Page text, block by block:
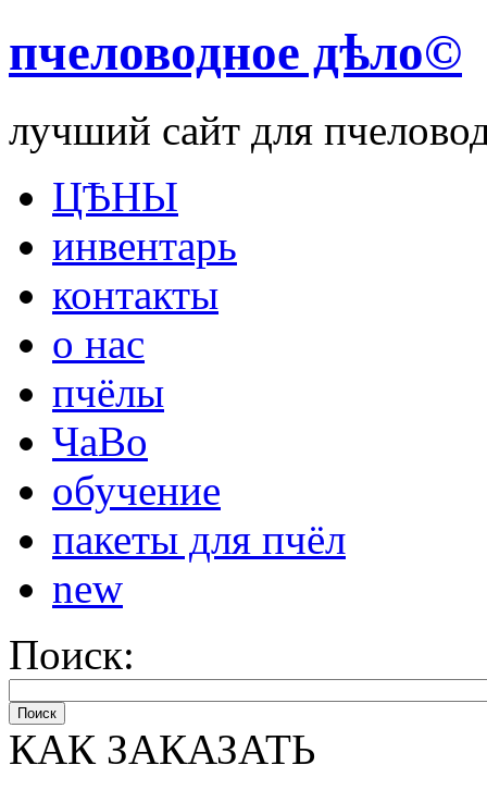
пчеловодное дѣло©
лучший сайт для
ЦѢНЫ
инвентарь
контакты
о нас
пчёлы
ЧаВо
обучение
пакеты для пчёл
new
Поиск:
Поиск
КАК ЗАКАЗАТЬ